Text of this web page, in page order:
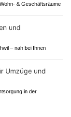
& Geschäftsräume
– nah bei Ihnen
in der